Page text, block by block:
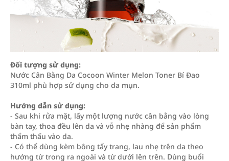
Đối tượng sử dụng:
Nước Cân Bằng Da Cocoon Winter Melon Toner Bí Đao
310ml phù hợp sử dụng cho da mụn.
Hướng dẫn sử dụng:
- Sau khi rửa mặt, lấy một lượng nước cân bằng vào lòng
bàn tay, thoa đều lên da và vỗ nhẹ nhàng để sản phẩm
thẩm thấu vào da.
- Có thể dùng kèm bông tẩy trang, lau nhẹ trên da theo
hướng từ trong ra ngoài và từ dưới lên trên. Dùng buổi